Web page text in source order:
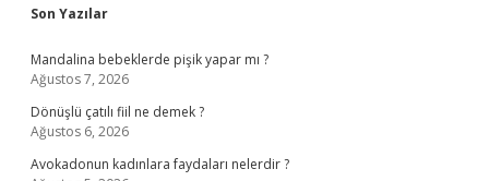
Sidebar
Son Yazılar
Mandalina bebeklerde pişik yapar mı ?
Ağustos 7, 2026
Dönüşlü çatılı fiil ne demek ?
Ağustos 6, 2026
Avokadonun kadınlara faydaları nelerdir ?